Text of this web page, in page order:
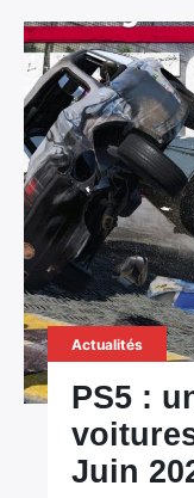
Actualités
PS5 :
Juin